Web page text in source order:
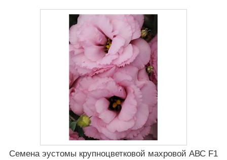
Семена эустомы крупноцветковой махровой АВС F1